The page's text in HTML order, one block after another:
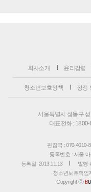
회사소개 윤리강령
청소년보호정책 정정
서울특별시 성동구
대표전화 : 1800-
편집국 : 070-4010-
등록번호 : 서울 아
등록일: 2013.11.13
발행
청소년보호책임
Copyright ⓒ B